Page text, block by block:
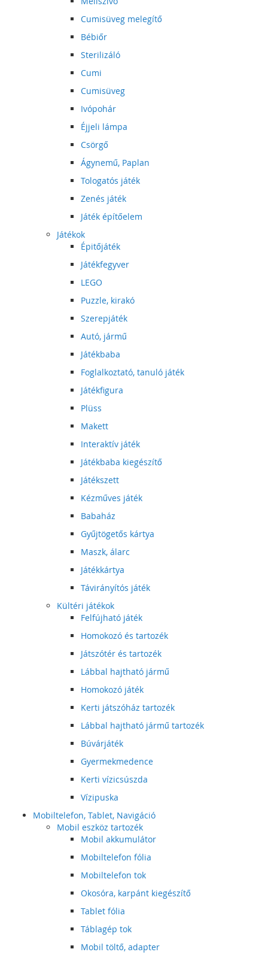
Cumisüveg melegítő
Bébiőr
Sterilizáló
Cumi
Cumisüveg
Ivópohár
Éjjeli lámpa
Csörgő
Ágynemű, Paplan
Tologatós játék
Zenés játék
Játék építőelem
Játékok
Épitőjáték
Játékfegyver
LEGO
Puzzle, kirakó
Szerepjáték
Autó, jármű
Játékbaba
Foglalkoztató, tanuló játék
Játékfigura
Plüss
Makett
Interaktív játék
Játékbaba kiegészítő
Játékszett
Kézműves játék
Babaház
Gyűjtögetős kártya
Maszk, álarc
Játékkártya
Távirányítós játék
Kültéri játékok
Felfújható játék
Homokozó és tartozék
Játszótér és tartozék
Lábbal hajtható jármű
Homokozó játék
Kerti játszóház tartozék
Lábbal hajtható jármű tartozék
Búvárjáték
Gyermekmedence
Kerti vízicsúszda
Vízipuska
Mobiltelefon, Tablet, Navigáció
Mobil eszköz tartozék
Mobil akkumulátor
Mobiltelefon fólia
Mobiltelefon tok
Okosóra, karpánt kiegészítő
Tablet fólia
Táblagép tok
Mobil töltő, adapter